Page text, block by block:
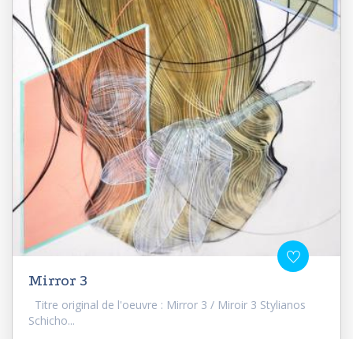
Mirror 3
Titre original de l'oeuvre : Mirror 3 / Miroir 3 Stylianos
Schicho...